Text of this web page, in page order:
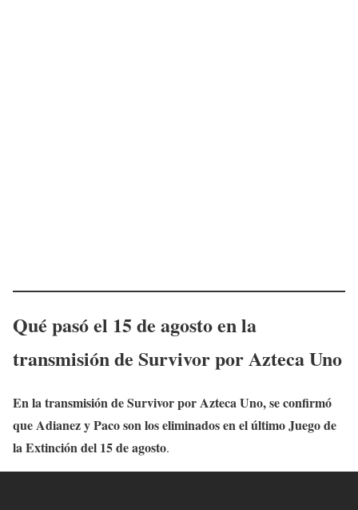
Qué pasó el 15 de agosto en la
transmisión de Survivor por Azteca Uno
En la transmisión de Survivor por Azteca Uno, se confirmó
que Adianez y Paco son los eliminados en el último Juego de
la Extinción del 15 de agosto.